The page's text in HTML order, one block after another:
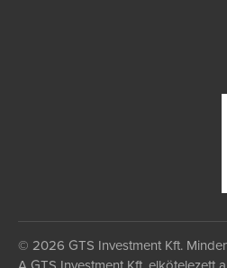
© 2026 GTS Investment Kft.